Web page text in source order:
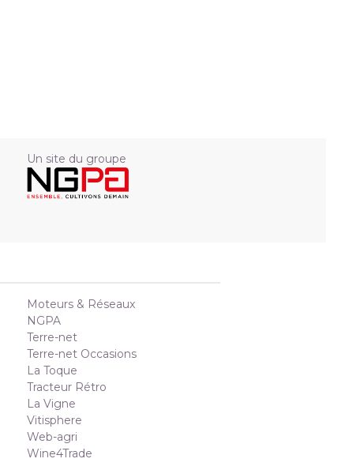
Un site du groupe
Moteurs & Réseaux
NGPA
Terre-net
Terre-net Occasions
La Toque
Tracteur Rétro
La Vigne
Vitisphere
Web-agri
Wine4Trade